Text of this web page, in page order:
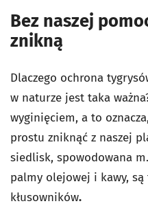
Bez naszej
znikną
Dlaczego ochrona
w naturze jest taka
wyginięciem, a to
prostu zniknąć z naszej
siedlisk, spowodowana
palmy olejowej i kawy, są
kłusowników.